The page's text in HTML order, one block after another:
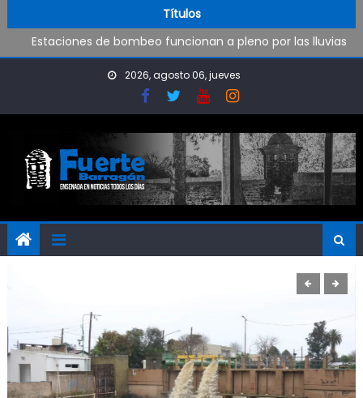
Títulos
Estaciones de bombeo funcionan a pleno por las lluvias
Visita al Destacamento de Bomberos de Punta Lara
Coreografía en los Juegos
Fútbol Inclusivo en Camba
Operativo de limpieza de desagües en Punta Lara
2026, agosto 06, jueves